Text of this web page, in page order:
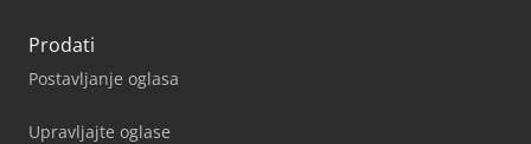
Prodati
Postavljanje oglasa
Upravljajte oglase